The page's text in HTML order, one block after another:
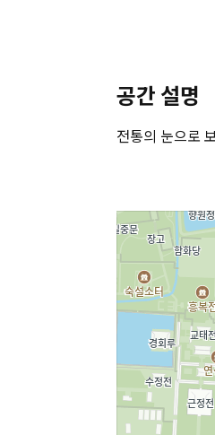
공간 설명
전통의 눈으로